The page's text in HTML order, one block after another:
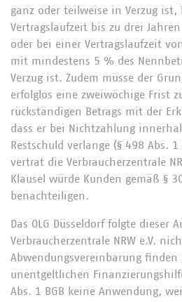
ganz oder teilweise in Verzug ist,
Vertragslaufzeit bis zu drei
oder bei einer Vertragslaufzeit
mit mindestens 5 % des
Verzug ist. Zudem müsse der
erfolglos eine zweiwöchige Frist
rückständigen Betrags mit der
dass er bei Nichtzahlung
Restschuld verlange (§ 498 Abs.
vertrat die Verbraucherzentrale
Klausel würde Kunden gemäß §
benachteiligen.
Das OLG Düsseldorf folgte dieser
Verbraucherzentrale NRW e.V.
Abwendungsvereinbarung finden
unentgeltlichen
Abs. 1 BGB keine Anwendung,